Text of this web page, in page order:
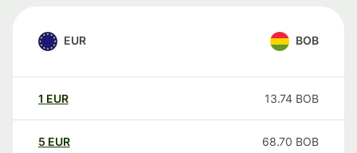
EUR BOB
1 EUR 13.74 BOB
5 EUR 68.70 BOB